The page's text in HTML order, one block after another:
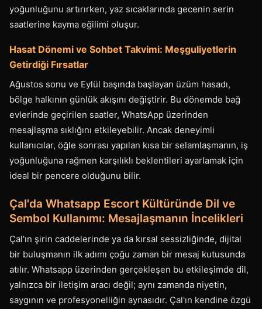
yoğunluğunu artırırken, yaz sıcaklarında gecenin serin
saatlerine kayma eğilimi oluşur.
Hasat Dönemi ve Sohbet Takvimi: Meşguliyetlerin
Getirdiği Fırsatlar
Ağustos sonu ve Eylül başında başlayan üzüm hasadı,
bölge halkının günlük akışını değiştirir. Bu dönemde bağ
evlerinde geçirilen saatler, WhatsApp üzerinden
mesajlaşma sıklığını etkileyebilir. Ancak deneyimli
kullanıcılar, öğle sonrası yapılan kısa bir selamlaşmanın, iş
yoğunluğuna rağmen karşılıklı beklentileri ayarlamak için
ideal bir pencere olduğunu bilir.
Çal'da Whatsapp Escort Kültüründe Dil ve
Sembol Kullanımı: Mesajlaşmanın İncelikleri
Çal'ın şirin caddelerinde ya da kırsal sessizliğinde, dijital
bir buluşmanın ilk adımı çoğu zaman bir mesaj kutusunda
atılır. Whatsapp üzerinden gerçekleşen bu etkileşimde dil,
yalnızca bir iletişim aracı değil; aynı zamanda niyetin,
saygının ve profesyonelliğin aynasıdır. Çal'ın kendine özgü